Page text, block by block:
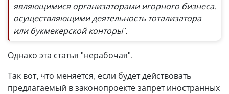
являющимися организаторами игорного бизнеса,
осуществляющими деятельность тотализатора
или букмекерской конторы".
Однако эта статья "нерабочая".
Так вот, что меняется, если будет действовать
предлагаемый в законопроекте запрет иностранных